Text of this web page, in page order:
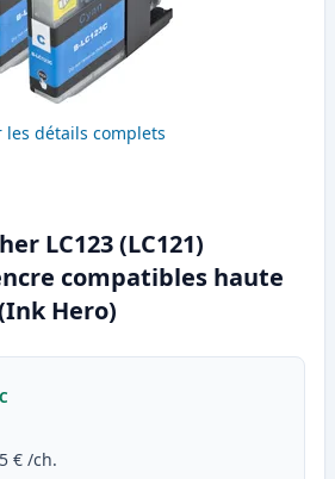
les détails complets
LC123 (LC121)
compatibles haute
Hero)
€ /ch.